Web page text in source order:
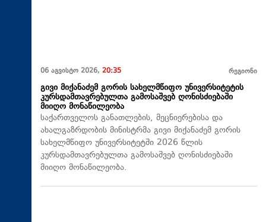
06 აგვისტო 2026, 20:35 რეგიონი
გივი მიქანაძემ გორის სახელმწიფო უნივერსიტეტის
კურსდამთავრებულთა გამოსაშვებ ღონისძიებაში
მიიღო მონაწილეობა
საქართველოს განათლების, მეცნიერებისა და
ახალგაზრდობის მინისტრმა გივი მიქანაძემ გორის
სახელმწიფო უნივერსიტეტში 2026 წლის
კურსდამთავრებულთა გამოსაშვებ ღონისძიებაში
მიიღო მონაწილეობა.